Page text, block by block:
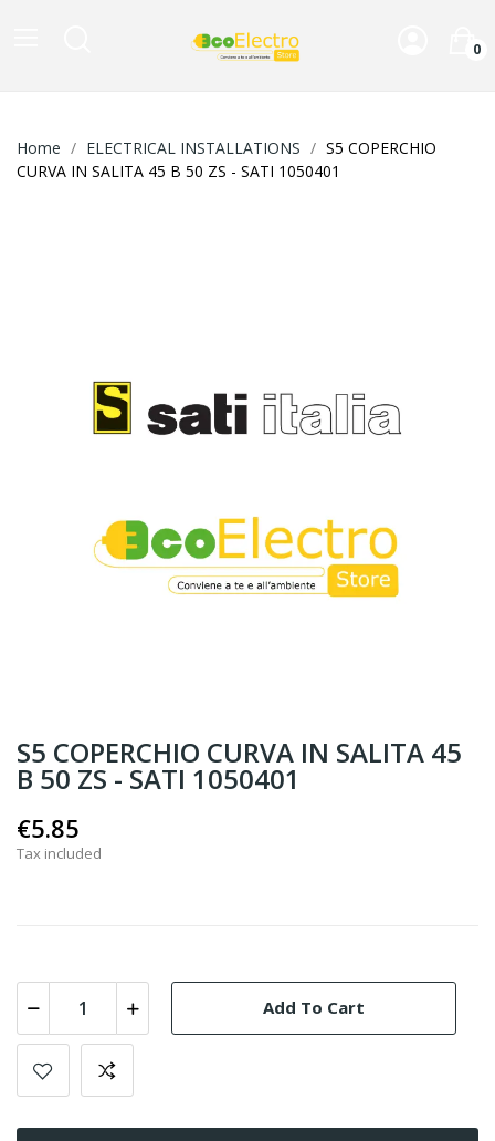
0
Home ELECTRICAL INSTALLATIONS
S5 COPERCHIO
CURVA IN SALITA 45 B 50 ZS - SATI 1050401
S5 COPERCHIO CURVA IN SALITA 45
B 50 ZS - SATI 1050401
€5.85
Tax included
Add To Cart